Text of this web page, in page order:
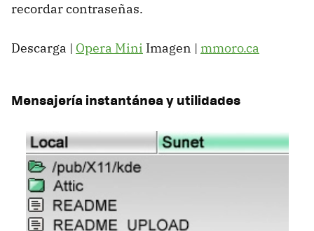
recordar contraseñas.
Descarga | Opera Mini Imagen | mmoro.ca
Mensajería instantánea y utilidades